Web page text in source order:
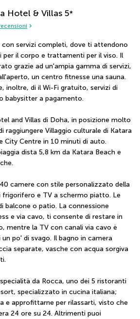
Hotel & Villas 5*
con servizi completi, dove ti attendono
il corpo e trattamenti per il viso. Il
grazie ad un'ampia gamma di servizi,
un centro fitnesse una sauna.
inoltre, di il Wi-Fi gratuito, servizi di
babysitter a pagamento.
and Villas di Doha, in posizione molto
raggiungere Villaggio culturale di Katara
City Centre in 10 minuti di auto.
dista 5,8 km da Katara Beach e
camere con stile personalizzato della
e TV a schermo piatto. Le
balcone o patio. La connessione
e via cavo, ti consente di restare in
mentre la TV con canali via cavo è
po' di svago. Il bagno in camera
separate, vasche con acqua sorgiva
da Rocca, uno dei 5 ristoranti
specializzato in cucina italiana;
e approfittarne per rilassarti, visto che
24 ore su 24. Altrimenti puoi